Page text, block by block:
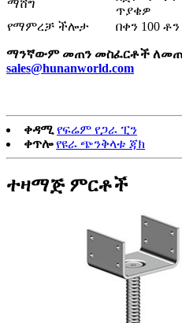
ማሸግ
ጥያቄዎ
የማምረቻ ችሎታ
በቀን 100 ቶን
ማንኛውም መጠን መስፈርቶች
sales@hunanworld.com
ቀዳሚ የፍሬም የጋራ ፒን
ቀጥሎ የዩራ ጭንቅላቱ ጃክ
ተዛማጅ ምርቶች